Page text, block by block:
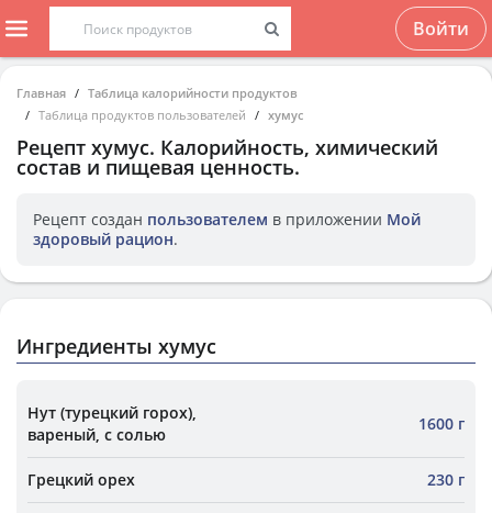
Войти
Главная
Таблица калорийности продуктов
Таблица продуктов пользователей
хумус
Рецепт хумус. Калорийность, химический
состав и пищевая ценность.
Рецепт создан пользователем в приложении Мой
здоровый рацион.
Ингредиенты хумус
Нут (турецкий горох),
вареный, с солью
1600 г
Грецкий орех 230 г